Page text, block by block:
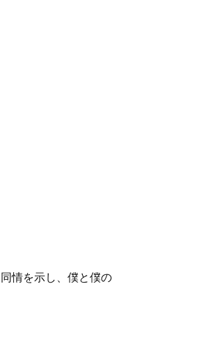
情を示し、僕と僕の